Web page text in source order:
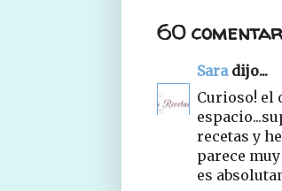
60
Saradijo...
Curioso! el
recetas y
parece
es